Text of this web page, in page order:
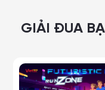
GIẢI ĐUA